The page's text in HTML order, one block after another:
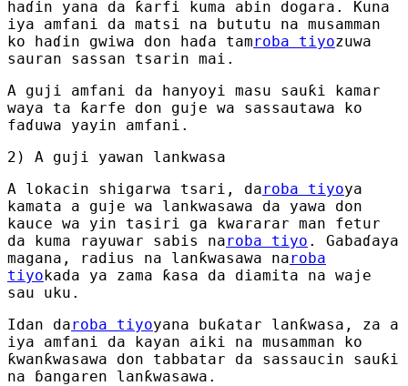
haɗin yana da ƙarfi kuma abin dogara. Kuna
iya amfani da matsi na bututu na musamman
ko haɗin gwiwa don haɗa tamroba tiyozuwa
sauran sassan tsarin mai.
A guji amfani da hanyoyi masu sauƙi kamar
waya ta ƙarfe don guje wa sassautawa ko
faɗuwa yayin amfani.
2) A guji yawan lankwasa
A lokacin shigarwa tsari, daroba tiyoya
kamata a guje wa lankwasawa da yawa don
kauce wa yin tasiri ga kwararar man fetur
da kuma rayuwar sabis naroba tiyo . Gabaɗaya
magana, radius na lanƙwasawa naroba
tiyokada ya zama ƙasa da diamita na waje
sau uku.
Idan daroba tiyoyana buƙatar lanƙwasa, za a
iya amfani da kayan aiki na musamman ko
ƙwanƙwasawa don tabbatar da sassaucin sauƙi
na ɓangaren lanƙwasawa.